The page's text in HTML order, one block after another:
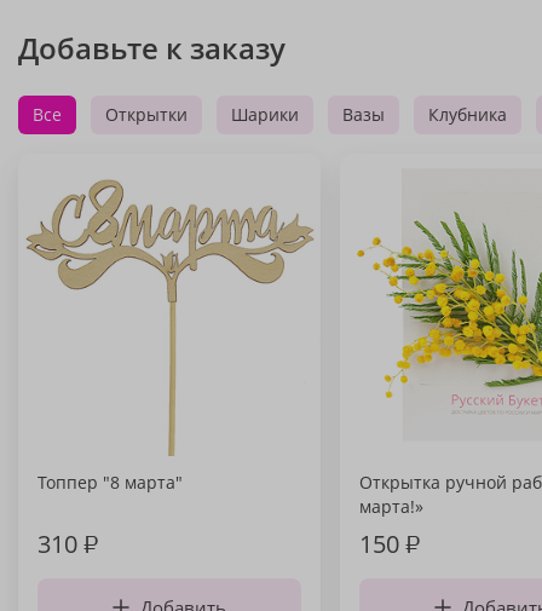
Добавьте к заказу
Все Открытки Шарики Вазы Клубника
Топпер "8 марта"
310₽
Открытка ручной
марта!»
150₽